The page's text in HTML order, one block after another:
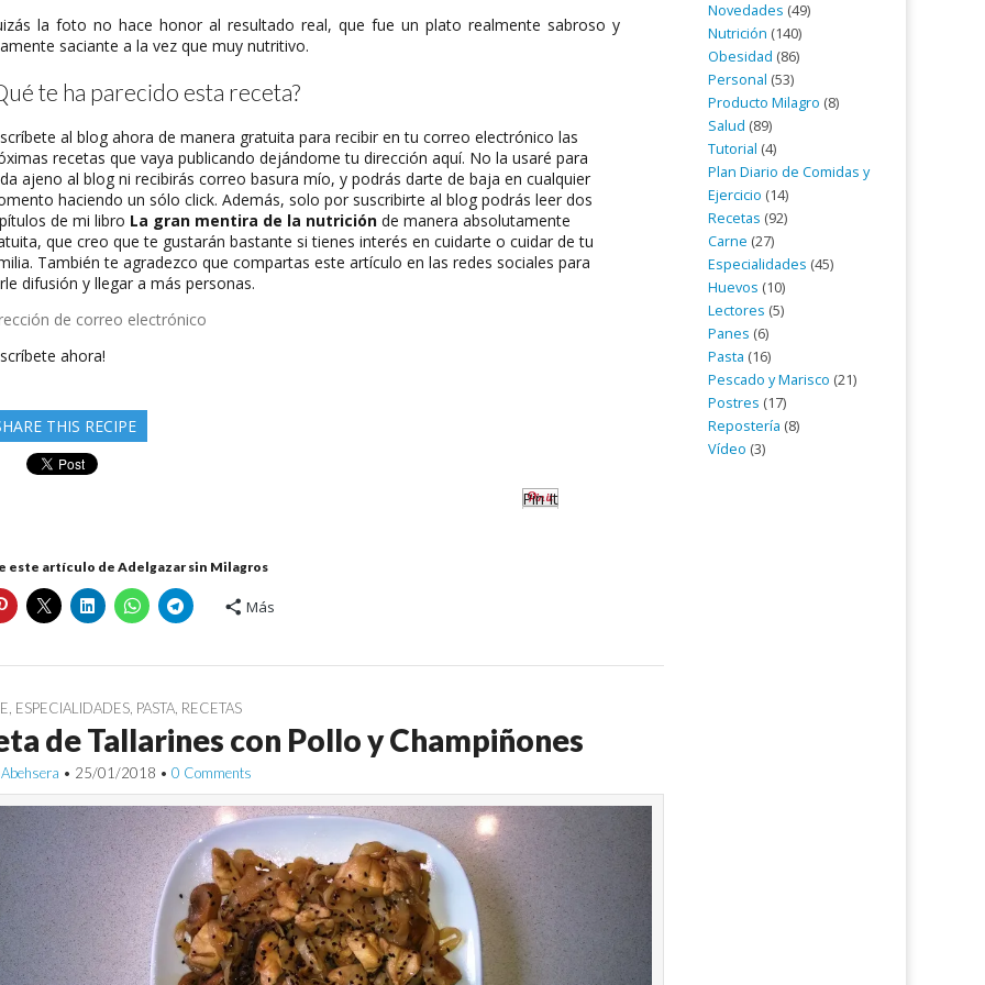
la foto no hace honor al resultado real, que fue un plato realmente sabroso y
saciante a la vez que muy nutritivo.
te ha parecido esta receta?
al blog ahora de manera gratuita para recibir en tu correo electrónico las
recetas que vaya publicando dejándome tu dirección aquí. No la usaré para
ajeno al blog ni recibirás correo basura mío, y podrás darte de baja en cualquier
haciendo un sólo click. Además, solo por suscribirte al blog podrás leer dos
de mi libro La gran mentira de la nutriciónde manera absolutamente
que creo que te gustarán bastante si tienes interés en cuidarte o cuidar de tu
También te agradezco que compartas este artículo en las redes sociales para
difusión y llegar a más personas.
ahora!
THIS RECIPE
Pin It
este artículo de Adelgazar sin Milagros
Más
ESPECIALIDADES PASTA RECETAS
de Tallarines con Pollo y Champiñones
• 25/01/2018 • 0 Comments
Novedades (49)
Nutrición (140)
Obesidad (86)
Personal (53)
Producto Milagro (8)
Salud (89)
Tutorial (4)
Plan Diario de Comidas y
Ejercicio (14)
Recetas (92)
Carne (27)
Especialidades (45)
Huevos (10)
Lectores (5)
Panes (6)
Pasta (16)
Pescado y Marisco (21)
Postres (17)
Repostería (8)
Vídeo (3)